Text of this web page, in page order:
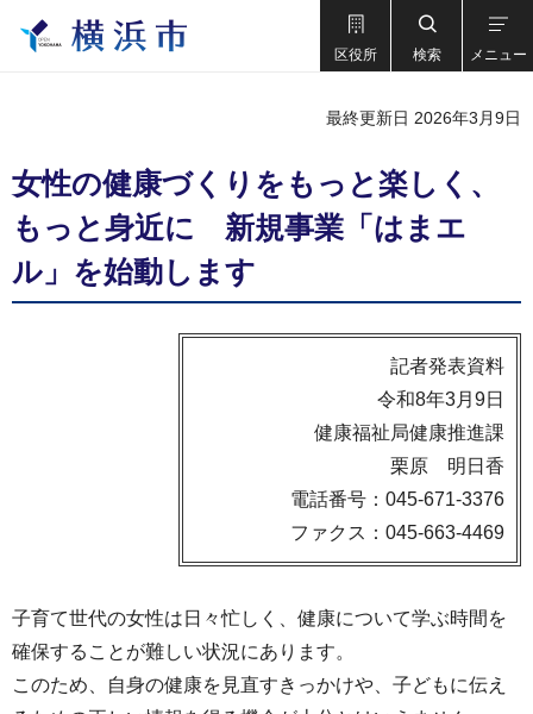
区役所 検索 メニュー
最終更新日 2026年3月9日
女性の健康づくりをもっと楽しく、
もっと身近に 新規事業「はまエ
ル」を始動します
記者発表資料
令和8年3月9日
健康福祉局健康推進課
栗原 明日香
電話番号：045-671-3376
ファクス：045-663-4469
子育て世代の女性は日々忙しく、健康について学ぶ時間を
確保することが難しい状況にあります。
このため、自身の健康を見直すきっかけや、子どもに伝え